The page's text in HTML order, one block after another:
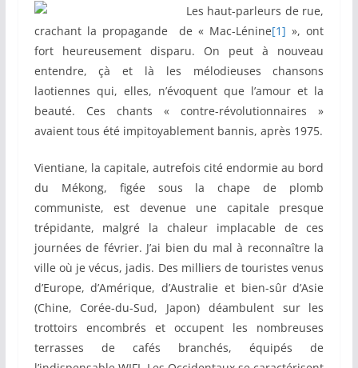
Les haut-parleurs de rue,
crachant la propagande de « Mac-Lénine[1] », ont
fort heureusement disparu. On peut à nouveau
entendre, çà et là les mélodieuses chansons
laotiennes qui, elles, n’évoquent que l’amour et la
beauté. Ces chants « contre-révolutionnaires »
avaient tous été impitoyablement bannis, après 1975.
Vientiane, la capitale, autrefois cité endormie au bord
du Mékong, figée sous la chape de plomb
communiste, est devenue une capitale presque
trépidante, malgré la chaleur implacable de ces
journées de février. J’ai bien du mal à reconnaître la
ville où je vécus, jadis. Des milliers de touristes venus
d’Europe, d’Amérique, d’Australie et bien-sûr d’Asie
(Chine, Corée-du-Sud, Japon) déambulent sur les
trottoirs encombrés et occupent les nombreuses
terrasses de cafés branchés, équipés de